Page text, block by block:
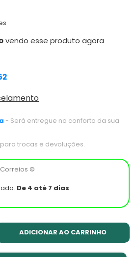
vendo esse produto agora
- Será entregue no conforto da sua
trocas e devoluções.
©
De 4 até 7 dias
ADICIONAR AO CARRINHO